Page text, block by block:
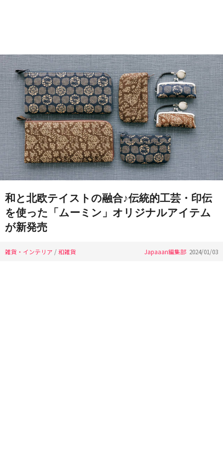
和と北欧テイストの融合♪伝統的工芸・印伝
を使った「ムーミン」オリジナルアイテム
が新発売
雑貨・インテリア /和雑貨 Japaaan編集部 2024/01/03